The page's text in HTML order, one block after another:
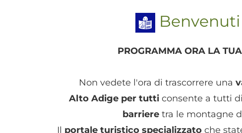
PROGRAMMA ORA LA
Non vedete l'ora di trascorrere una
Alto Adige per tutti consente a tutti
barrieretra le montagne
Il portale turistico specializzato che